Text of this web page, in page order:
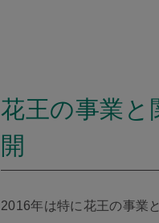
花王の事業と
開
2016年は特に花王の事業